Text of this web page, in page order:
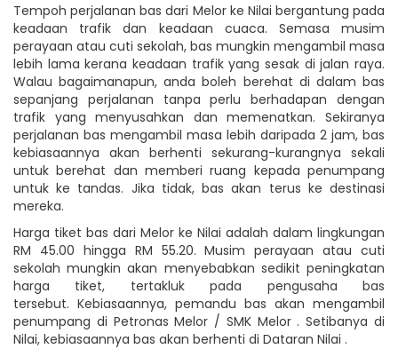
Tempoh perjalanan bas dari Melor ke Nilai bergantung pada
keadaan trafik dan keadaan cuaca. Semasa musim
perayaan atau cuti sekolah, bas mungkin mengambil masa
lebih lama kerana keadaan trafik yang sesak di jalan raya.
Walau bagaimanapun, anda boleh berehat di dalam bas
sepanjang perjalanan tanpa perlu berhadapan dengan
trafik yang menyusahkan dan memenatkan. Sekiranya
perjalanan bas mengambil masa lebih daripada 2 jam, bas
kebiasaannya akan berhenti sekurang-kurangnya sekali
untuk berehat dan memberi ruang kepada penumpang
untuk ke tandas. Jika tidak, bas akan terus ke destinasi
mereka.
Harga tiket bas dari Melor ke Nilai adalah dalam lingkungan
RM 45.00 hingga RM 55.20. Musim perayaan atau cuti
sekolah mungkin akan menyebabkan sedikit peningkatan
harga tiket, tertakluk pada pengusaha bas
tersebut. Kebiasaannya, pemandu bas akan mengambil
penumpang di Petronas Melor / SMK Melor . Setibanya di
Nilai, kebiasaannya bas akan berhenti di Dataran Nilai .